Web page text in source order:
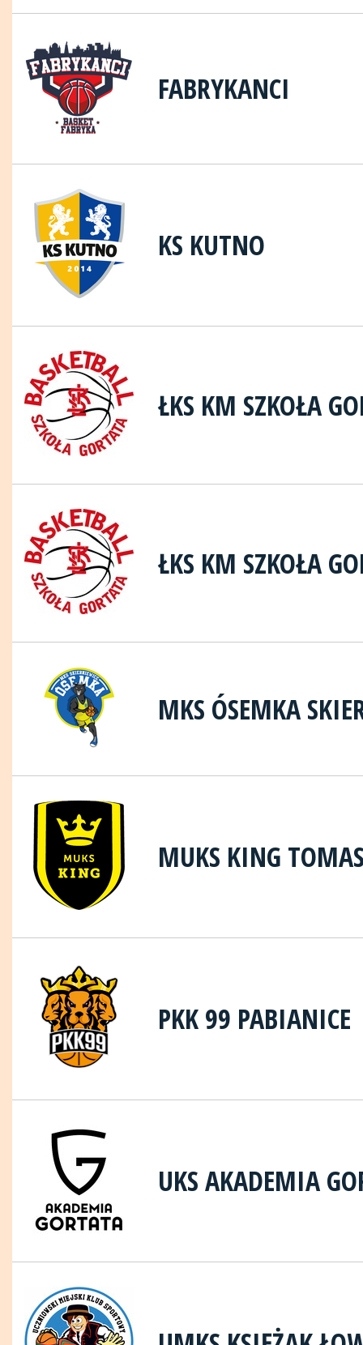
FABRYKANCI
KS KUTNO
ŁKS KM SZKOŁA
ŁKS KM SZKOŁA
MKS ÓSEMKA
MUKS KING
PKK 99 PABIANICE
UKS AKADEMIA